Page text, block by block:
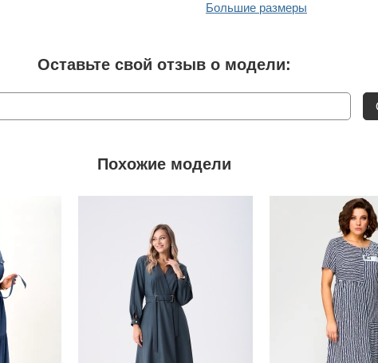
Большие размеры
Оставьте свой отзыв о модели:
Похожие модели